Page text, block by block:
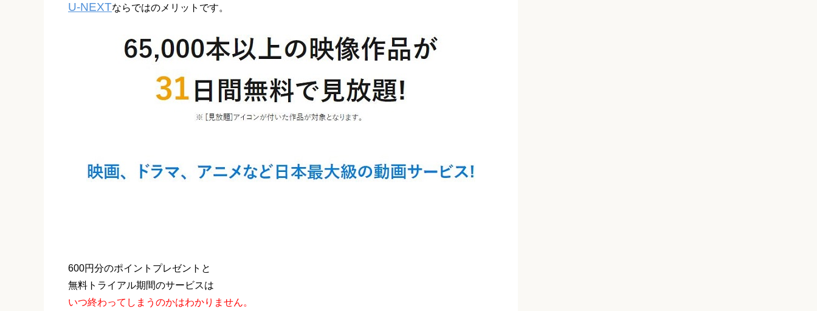
U-NEXTならではのメリットです。
600円分のポイントプレゼントと
無料トライアル期間のサービスは
いつ終わってしまうのかはわかりません。